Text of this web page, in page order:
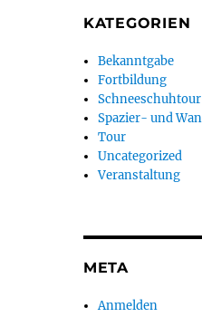
KATEGORIEN
Bekanntgabe
Fortbildung
Schneeschuhtour
Spazier- und
Tour
Uncategorized
Veranstaltung
META
Anmelden